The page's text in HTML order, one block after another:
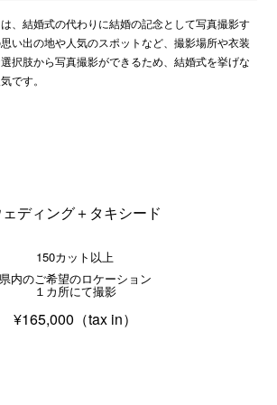
、結婚式の代わりに結婚の記念として写真撮影す
い出の地や人気のスポットなど、撮影場所や衣装
択肢から写真撮影ができるため、結婚式を挙げな
です。
ェディング＋タキシード
150カット以上
県内のご希望のロケーション
１カ所にて撮影
¥165,000（tax in）